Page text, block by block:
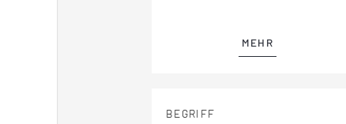
MEHR
BEGRIFF